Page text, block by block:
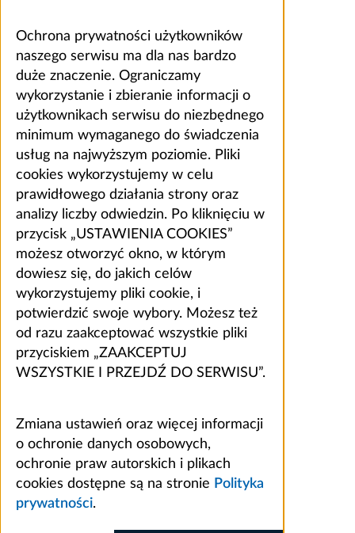
Ochrona prywatności użytkowników
naszego serwisu ma dla nas bardzo
duże znaczenie. Ograniczamy
wykorzystanie i zbieranie informacji o
użytkownikach serwisu do niezbędnego
minimum wymaganego do świadczenia
usług na najwyższym poziomie. Pliki
cookies wykorzystujemy w celu
prawidłowego działania strony oraz
analizy liczby odwiedzin. Po kliknięciu w
przycisk „USTAWIENIA COOKIES”
możesz otworzyć okno, w którym
dowiesz się, do jakich celów
wykorzystujemy pliki cookie, i
potwierdzić swoje wybory. Możesz też
od razu zaakceptować wszystkie pliki
przyciskiem „ZAAKCEPTUJ
WSZYSTKIE I PRZEJDŹ DO SERWISU”.
Zmiana ustawień oraz więcej informacji
o ochronie danych osobowych,
ochronie praw autorskich i plikach
cookies dostępne są na stronie Polityka
prywatności.